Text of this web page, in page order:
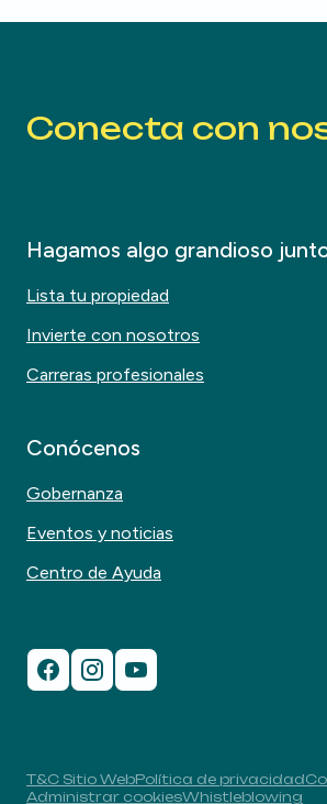
Conecta con
Hagamos algo grandioso
Lista tu propiedad
Invierte con nosotros
Carreras profesionales
Conócenos
Gobernanza
Eventos y noticias
Centro de Ayuda
T&C Sitio WebPolítica de privacidad
Administrar cookiesWhistleblowing